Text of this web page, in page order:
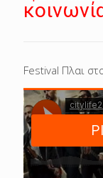
Festival Πλαι